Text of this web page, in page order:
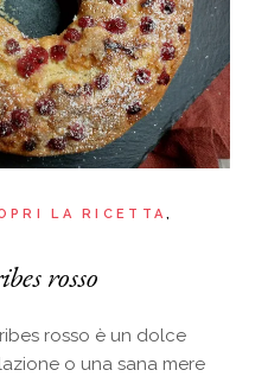
LA RICETTA
rosso
rosso è un dolce
o una sana mere